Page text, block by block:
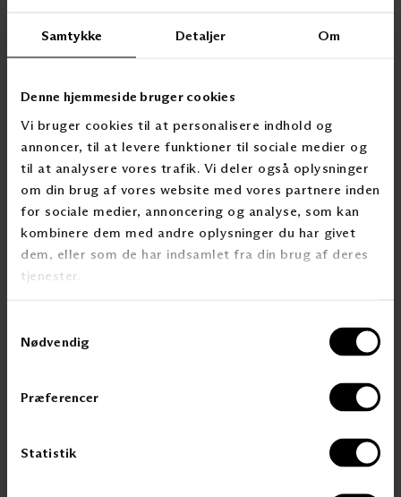
Samtykke Detaljer Om
Denne hjemmeside bruger cookies
Vi bruger cookies til at personalisere indhold og
annoncer, til at levere funktioner til sociale medier og
til at analysere vores trafik. Vi deler også oplysninger
om din brug af vores website med vores partnere inden
for sociale medier, annoncering og analyse, som kan
kombinere dem med andre oplysninger du har givet
dem, eller som de har indsamlet fra din brug af deres
tjenester.
Nødvendig
Præferencer
Statistik
CHIVASSO
BESØG CHIVASSO
SE ALLE VORES BRANDS HER